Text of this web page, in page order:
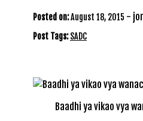
Posted on:August 18, 2015 -
Post Tags:SADC
Baadhi ya vikao vya